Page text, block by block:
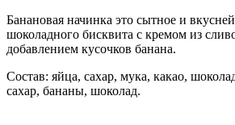
Банановая начинка это сытное и
шоколадного бисквита с кремом из
добавлением кусочков банана.
Состав: яйца, сахар, мука, какао,
сахар, бананы, шоколад.